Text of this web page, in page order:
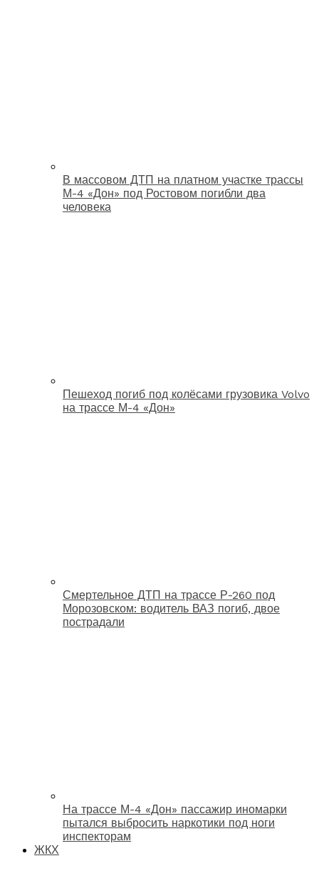
В массовом ДТП на платном участке трассы
М-4 «Дон» под Ростовом погибли два
человека
Пешеход погиб под колёсами грузовика Volvo
на трассе М-4 «Дон»
Смертельное ДТП на трассе Р-260 под
Морозовском: водитель ВАЗ погиб, двое
пострадали
На трассе М-4 «Дон» пассажир иномарки
пытался выбросить наркотики под ноги
инспекторам
ЖКХ